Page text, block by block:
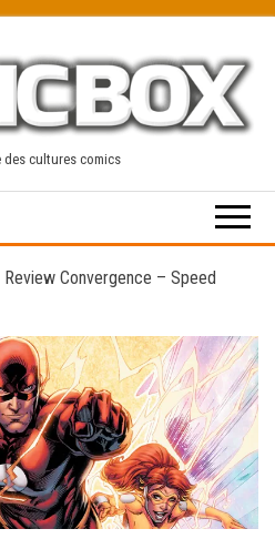
des cultures comics
Convergence – Speed